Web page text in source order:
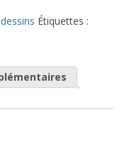
Étiquettes :